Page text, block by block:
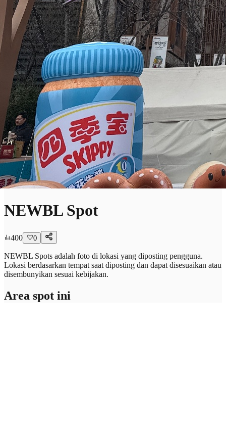
NEWBL Spot
400 0
NEWBL Spots adalah foto di lokasi yang diposting pengguna.
Lokasi berdasarkan tempat saat diposting dan dapat disesuaikan atau
disembunyikan sesuai kebijakan.
Area spot ini